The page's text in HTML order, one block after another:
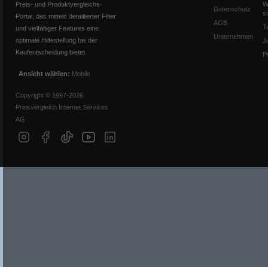
Preis- und Produktvergleichs-
Portal, das mittels detaillierter Filter
und vielfältiger Features eine
optimale Hilfestellung bei der
Kaufentscheidung bietet.
Ansicht wählen: Mobile
Copyright © 1997-2026
Preisvergleich Internet Services
AG
Datenschutz
AGB
Unternehmen